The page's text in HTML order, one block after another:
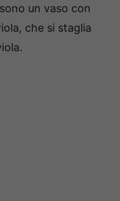
un vaso con
che si staglia